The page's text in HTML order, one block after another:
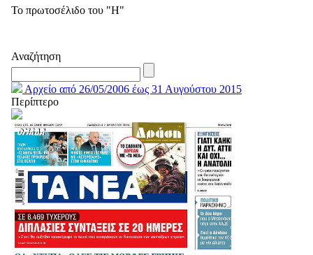
Το πρωτοσέλιδο του "Η"
Αναζήτηση
Αρχείο από 26/05/2006 έως 31 Αυγούστου 2015
Περίπτερο